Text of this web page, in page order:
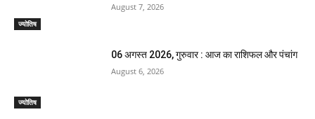
ज्योतिष
August 7, 2026
ज्योतिष
06 अगस्त 2026, गुरुवार : आज का राशिफल और पंचांग
August 6, 2026